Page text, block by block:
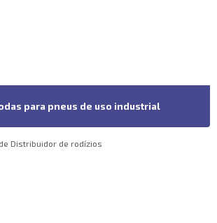
para pneus de uso industrial